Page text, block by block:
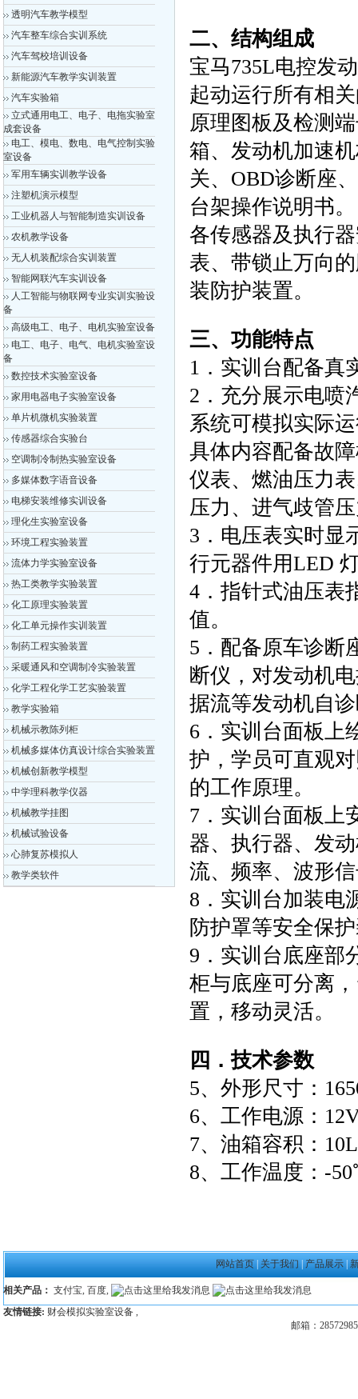
透明汽车教学模型
汽车整车综合实训系统
汽车驾校培训设备
新能源汽车教学实训装置
汽车实验箱
立式通用电工、电子、电拖实验室
成套设备
电工、模电、数电、电气控制实验
室设备
军用车辆实训教学设备
注塑机演示模型
工业机器人与智能制造实训设备
农机教学设备
无人机装配综合实训装置
智能网联汽车实训设备
人工智能与物联网专业实训实验设
备
高级电工、电子、电机实验室设备
电工、电子、电气、电机实验室设
备
数控技术实验室设备
家用电器电子实验室设备
单片机微机实验装置
传感器综合实验台
空调制冷制热实验室设备
多媒体数字语音设备
电梯安装维修实训设备
理化生实验室设备
环境工程实验装置
流体力学实验室设备
热工类教学实验装置
化工原理实验装置
化工单元操作实训装置
制药工程实验装置
采暖通风和空调制冷实验装置
化学工程化学工艺实验装置
教学实验箱
机械示教陈列柜
机械多媒体仿真设计综合实验装置
机械创新教学模型
中学理科教学仪器
机械教学挂图
机械试验设备
心肺复苏模拟人
教学类软件
二、结构组成
宝马735L电控发
起动运行所有相
原理图板及检测
箱、发动机加速
关、OBD诊断座
台架操作说明书。
各传感器及执行
表、带锁止万向
装防护装置。
三、功能特点
1．实训台配备真
2．充分展示电喷
系统可模拟实际
具体内容配备故
仪表、燃油压力
压力、进气歧管
3．电压表实时显
行元器件用LED
4．指针式油压表
值。
5．配备原车诊断
断仪，对发动机
据流等发动机自
6．实训台面板上
护，学员可直观
的工作原理。
7．实训台面板上
器、执行器、发
流、频率、波形
8．实训台加装电
防护罩等安全保
9．实训台底座部
柜与底座可分离
置，移动灵活。
四．技术参数
5、外形尺寸：
6、工作电源：
7、油箱容积：10L
8、工作温度：-
网站首页 关于我们 产品展示
相关产品： 支付宝, 百度,
友情链接: 财会模拟实验室设备 ,
邮箱：